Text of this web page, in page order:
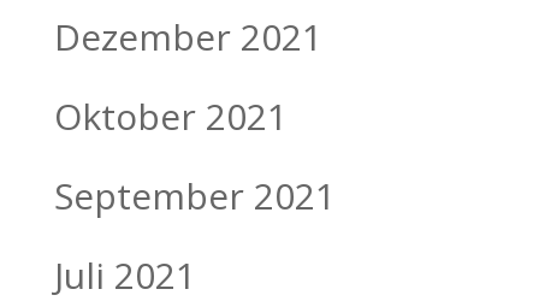
Dezember 2021
Oktober 2021
September 2021
Juli 2021